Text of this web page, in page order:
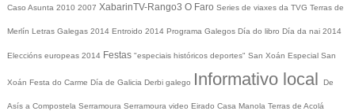
Caso Asunta 2010 2007 XabarinTV-Rango3 O Faro Series de viaxes da TVG Terras de
Merlín Letras Galegas 2014 Entroido 2014 Programa Galegos Día do libro Día da nai 2014
Eleccións europeas 2014 Festas "especiais históricos deportes" San Xoán Especial San
Xoán Festa do Carme Día de Galicia Derbi galego Informativo local De
Asís a Compostela Serramoura Serramoura video Eirado Casa Manola Terras de Acolá